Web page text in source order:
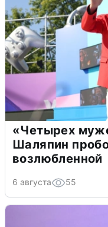
«Четырех
Шаляпин
возлюбленной
6 августа 55